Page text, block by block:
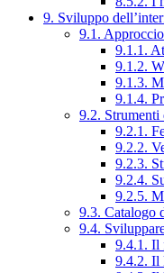
9. Sviluppo
9.1.
9.1.1.
9.1.2.
9.1.3.
9.1.4.
9.2.
9.2.1.
9.2.2.
9.2.3.
9.2.4.
9.2.5.
9.3. Catalogo
9.4.
9.4.1. Il
9.4.2. Il